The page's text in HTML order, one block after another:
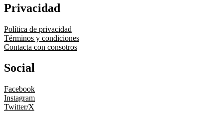
Privacidad
Política de privacidad
Términos y condiciones
Contacta con consotros
Social
Facebook
Instagram
Twitter/X